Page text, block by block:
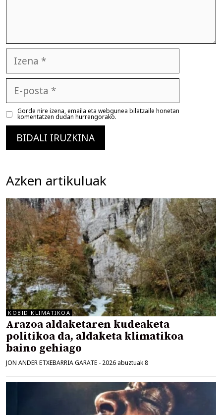
posta
Gorde nire izena, emaila eta webgunea bilatzaile honetan
komentatzen dudan hurrengorako.
Azken artikuluak
KOBID KLIMATIKOA
Arazoa aldaketaren kudeaketa
politikoa da, aldaketa klimatikoa
baino gehiago
JON ANDER ETXEBARRIA GARATE - 2026 abuztuak 8